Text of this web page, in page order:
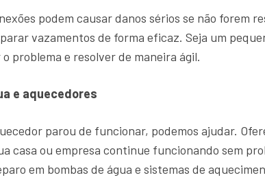
podem causar danos sérios se não forem
vazamentos de forma eficaz. Seja um
problema e resolver de maneira ágil.
e aquecedores
parou de funcionar, podemos ajudar.
casa ou empresa continue funcionando sem
em bombas de água e sistemas de